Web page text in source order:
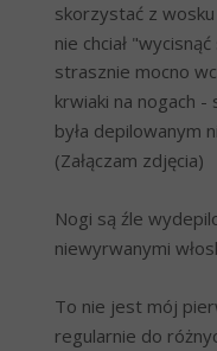
skorzystać z
nie chciał
strasznie mocno
krwiaki na nogach
była depilowanym
(Załączam zdjęcia)
Nogi są źle
niewyrwanymi
To nie jest mój
regularnie do